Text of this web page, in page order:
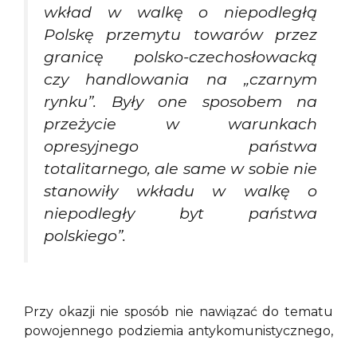
wkład w walkę o niepodległą
Polskę przemytu towarów przez
granicę polsko-czechosłowacką
czy handlowania na „czarnym
rynku”. Były one sposobem na
przeżycie w warunkach
opresyjnego państwa
totalitarnego, ale same w sobie nie
stanowiły wkładu w walkę o
niepodległy byt państwa
polskiego”.
Przy okazji nie sposób nie nawiązać do tematu
powojennego podziemia antykomunistycznego,